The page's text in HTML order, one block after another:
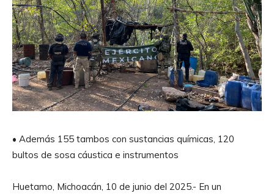
• Además 155 tambos con sustancias químicas, 120
bultos de sosa cáustica e instrumentos
Huetamo, Michoacán, 10 de junio del 2025.- En un